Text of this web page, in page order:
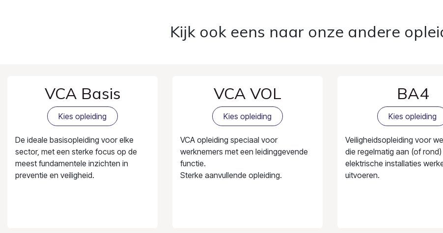
Kijk ook eens naar onze andere
VCA Basis
Kies opleiding
De ideale basisopleiding voor elke
sector, met een sterke focus op de
meest fundamentele inzichten in
preventie en veiligheid.
VCA VOL
Kies opleiding
VCA opleiding speciaal voor
werknemers met een leidinggevende
functie.
Sterke aanvullende opleiding.
BA4
Kies opleiding
Veiligheidsopleiding voor
die regelmatig aan (of rond)
elektrische installaties
uitvoeren.